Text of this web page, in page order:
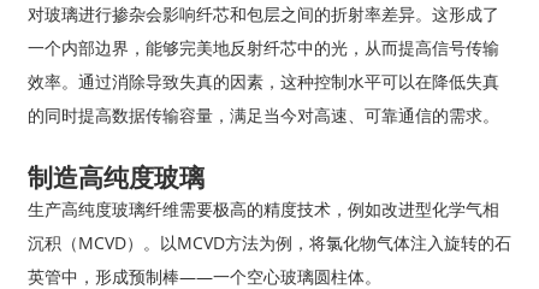
对玻璃进行掺杂会影响纤芯和包层之间的折射率差异。这形成了
一个内部边界，能够完美地反射纤芯中的光，从而提高信号传输
效率。通过消除导致失真的因素，这种控制水平可以在降低失真
的同时提高数据传输容量，满足当今对高速、可靠通信的需求。
制造高纯度玻璃
生产高纯度玻璃纤维需要极高的精度技术，例如改进型化学气相
沉积（MCVD）。以MCVD方法为例，将氯化物气体注入旋转的石
英管中，形成预制棒——一个空心玻璃圆柱体。